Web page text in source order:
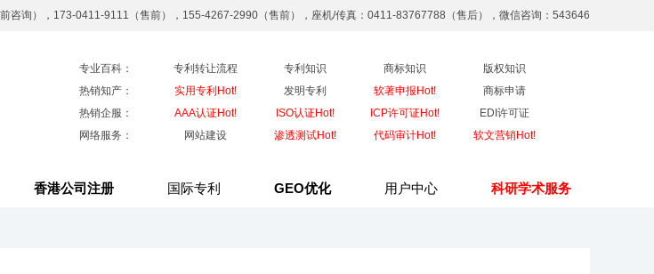
咨询），173-0411-9111（售前），155-4267-2990（售前），座机/传真：0411-83767788（售后），微信咨询：543646
专业百科： 专利转让流程 专利知识 商标知识
版权知识
热销知产：
实用专利Hot! 发明专利 软著申报Hot!
商标申请
热销企服：
AAA认证Hot! ISO认证Hot! ICP许可证Hot!
EDI许可证
网络服务：
网站建设 渗透测试Hot! 代码审计Hot! 软文营销Hot!
香港公司注册 国际专利 GEO优化 用户中心 科研学术服务